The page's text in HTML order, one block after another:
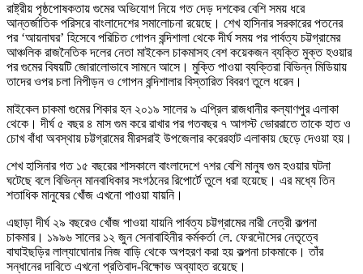
রাষ্ট্রীয় পৃষ্ঠপোষকতায় গুমের অভিযোগ নিয়ে গত দেড় দশকের বেশি সময় ধরে
আন্তর্জাতিক পরিসরে বাংলাদেশের সমালোচনা রয়েছে। শেখ হাসিনার সরকারের পতনের
পর ‘আয়নাঘর’ হিসেবে পরিচিত গোপন বন্দিশালা থেকে দীর্ঘ সময় পর পার্বত্য চট্টগ্রামের
আঞ্চলিক রাজনৈতিক দলের নেতা মাইকেল চাকমাসহ বেশ কয়েকজন ব্যক্তি মুক্ত হওয়ার
পর গুমের বিষয়টি জোরালোভাবে সামনে আসে। মুক্তি পাওয়া ব্যক্তিরা বিভিন্ন মিডিয়ায়
তাদের ওপর চলা নিপীড়ন ও গোপন বন্দিশালার বিস্তারিত বিবরণ তুলে ধরেন।
মাইকেল চাকমা গুমের শিকার হন ২০১৯ সালের ৯ এপ্রিল রাজধানীর কল্যাণপুর এলাকা
থেকে। দীর্ঘ ৫ বছর ৪ মাস গুম করে রাখার পর গতবছর ৭ আগস্ট ভোররাতে তাকে হাত ও
চোখ বাঁধা অবস্থায় চট্টগ্রামের মীরসরাই উপজেলার করেরহাট এলাকায় ছেড়ে দেওয়া হয়।
শেখ হাসিনার গত ১৫ বছরের শাসকালে বাংলাদেশে ৭শর বেশি মানুষ গুম হওয়ার ঘটনা
ঘটেছে বলে বিভিন্ন মানবাধিকার সংগঠনের রিপোর্টে তুলে ধরা হয়েছে। এর মধ্যে তিন
শতাধিক মানুষের খোঁজ এখনো পাওয়া যায়নি।
এছাড়া দীর্ঘ ২৯ বছরেও খোঁজ পাওয়া যায়নি পার্বত্য চট্টগ্রামের নারী নেত্রী কল্পনা
চাকমার। ১৯৯৬ সালের ১২ জুন সেনাবাহিনীর কর্মকর্তা লে. ফেরদৌসের নেতৃত্বে
বাঘাইছড়ির লাল্যাঘোনার নিজ বাড়ি থেকে অপহরণ করা হয় কল্পনা চাকমাকে। তাঁর
সন্ধানের দাবিতে এখনো প্রতিবাদ-বিক্ষোভ অব্যাহত রয়েছে।